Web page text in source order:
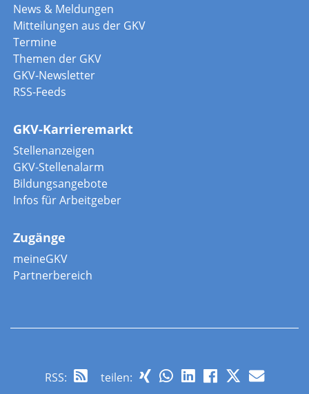
News & Meldungen
Mitteilungen aus der GKV
Termine
Themen der GKV
GKV-Newsletter
RSS-Feeds
GKV-Karrieremarkt
Stellenanzeigen
GKV-Stellenalarm
Bildungsangebote
Infos für Arbeitgeber
Zugänge
meineGKV
Partnerbereich
RSS: teilen: